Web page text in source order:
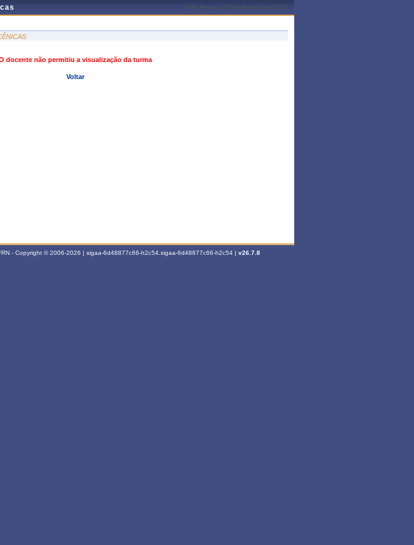
João Pessoa, 07 de Agosto de 2026
docente não permitiu a visualização da turma
Voltar
- Copyright © 2006-2026 | sigaa-6d48877c66-h2c54.sigaa-6d48877c66-h2c54 | v26.7.8